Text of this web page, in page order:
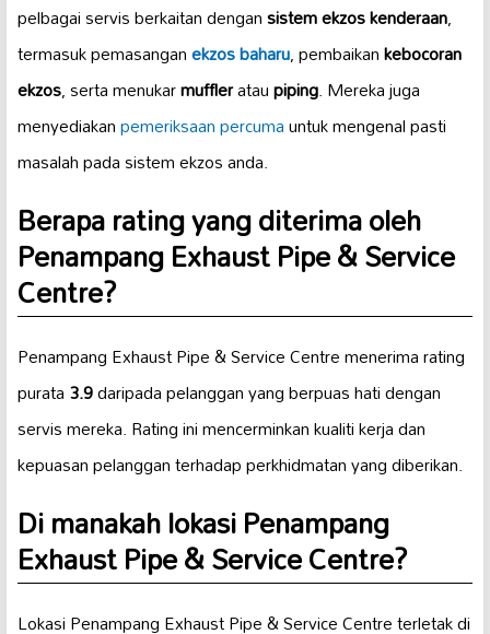
pelbagai servis berkaitan dengansistem ekzos kenderaan,
termasuk pemasanganekzos baharu, pembaikankebocoran
ekzos, serta menukarmufflerataupiping. Mereka juga
menyediakanpemeriksaan percumauntuk mengenal pasti
masalah pada sistem ekzos anda.
Berapa rating yang diterima oleh
Penampang Exhaust Pipe & Service
Centre?
Penampang Exhaust Pipe & Service Centre menerima rating
purata3.9daripada pelanggan yang berpuas hati dengan
servis mereka. Rating ini mencerminkan kualiti kerja dan
kepuasan pelanggan terhadap perkhidmatan yang diberikan.
Di manakah lokasi Penampang
Exhaust Pipe & Service Centre?
Lokasi Penampang Exhaust Pipe & Service Centre terletak di